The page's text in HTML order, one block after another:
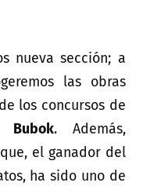
nueva sección; a
las obras
los concursos de
Bubok. Además,
el ganador del
ha sido uno de